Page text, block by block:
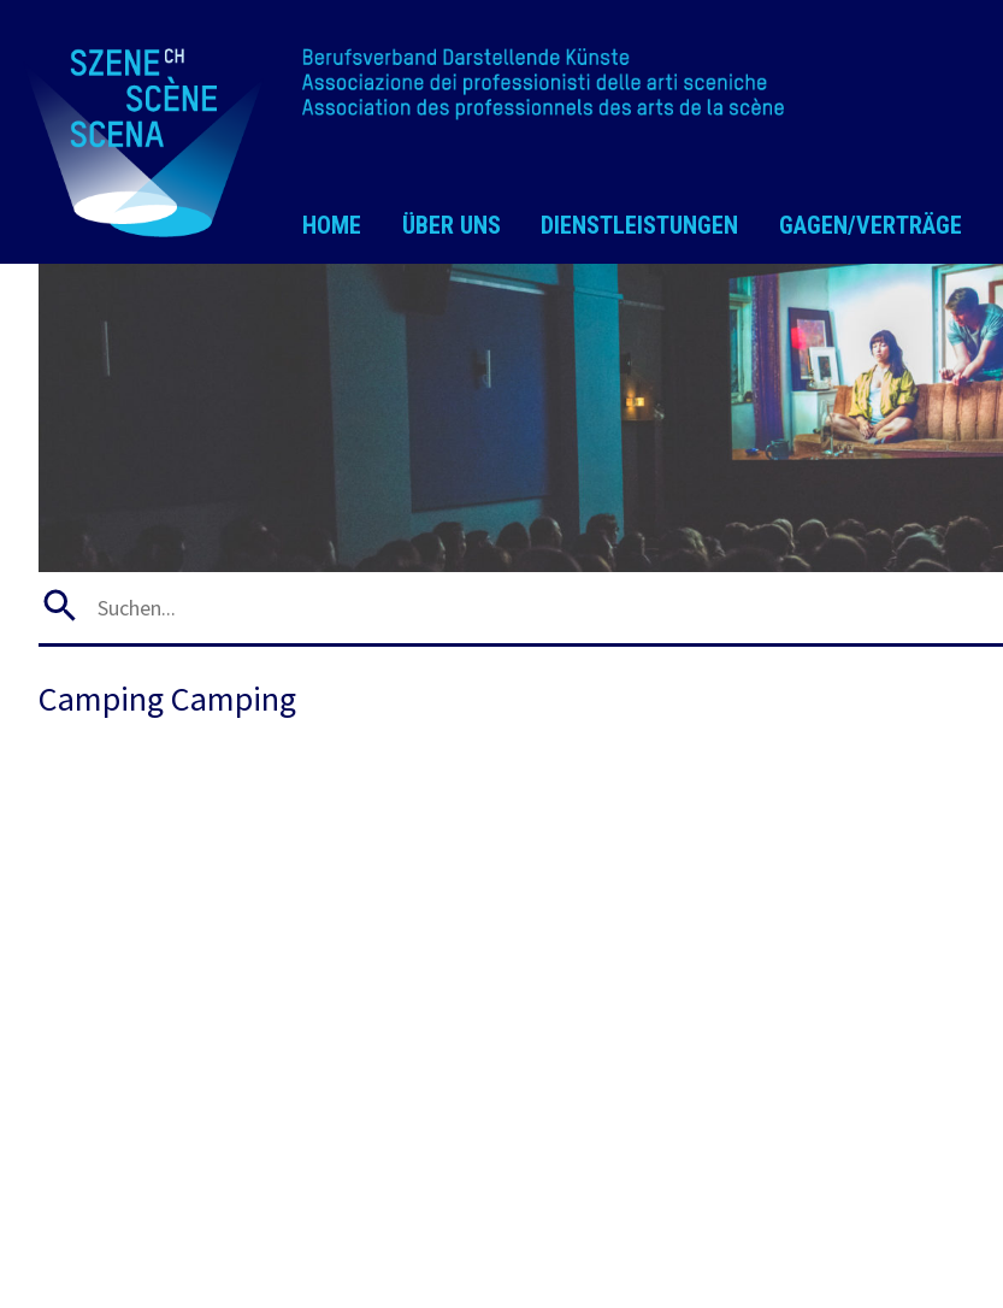
HOME ÜBER UNS DIENSTLEISTUNGEN GAGEN/VERTRÄGE
Camping Camping